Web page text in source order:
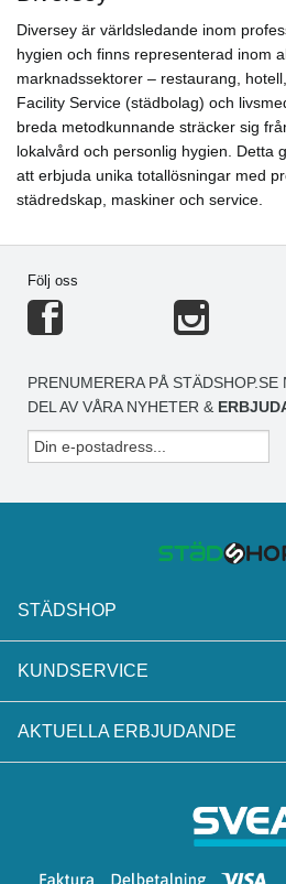
Diversey är världsledande inom
hygien och finns representerad inom
marknadssektorer – restaurang,
Facility Service (städbolag) och
breda metodkunnande sträcker sig
lokalvård och personlig hygien. Detta
att erbjuda unika totallösningar med
städredskap, maskiner och service.
Följ oss
PRENUMERERA PÅ STÄDSHOP.SE
DEL AV VÅRA NYHETER &
STÄDSHOP
KUNDSERVICE
AKTUELLA ERBJUDANDE